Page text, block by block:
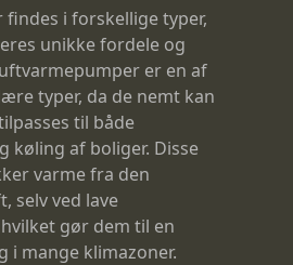
i forskellige typer,
unikke fordele og
er en af
typer, da de nemt kan
til både
køling af boliger. Disse
varme fra den
selv ved lave
gør dem til en
i mange klimazoner.